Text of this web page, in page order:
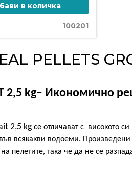
в количка
100201
PELLETS
2,5 kg– И кономично
2,5 kgсе отличават с високото си
всякакви водоеми. Произведени
пелетите, така че да не се